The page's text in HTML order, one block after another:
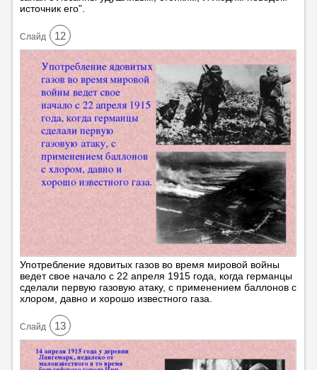
источник его”.
Cлайд 12
Употребление ядовитых газов во время мировой войны
ведет свое начало с 22 апреля 1915 года, когда германцы
сделали первую газовую атаку, с применением баллонов с
хлором, давно и хорошо известного газа.
Cлайд 13